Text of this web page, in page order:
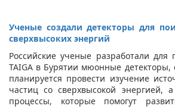
Ученые создали детекторы для
сверхвысоких энергий
Российские ученые разработали для
TAIGA в Бурятии мюонные
планируется провести изучение
частиц со сверхвысокой энергией,
процессы, которые помогут